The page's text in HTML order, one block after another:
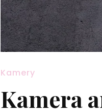
Kamery
Kamera